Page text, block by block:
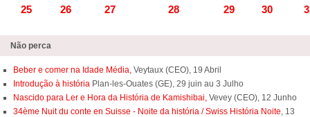
25
26 27 28 29 30
Não perca
Beber e comer na Idade Média, Veytaux (CEO), 19 Abril
Introdução à história Plan-les-Ouates (GE), 29 juin au 3 Julho
Nascido para Ler e Hora da História de Kamishibai, Vevey (CEO), 12 Junho
34ème Nuit du conte en Suisse - Noite da história / Swiss História Noite, 13